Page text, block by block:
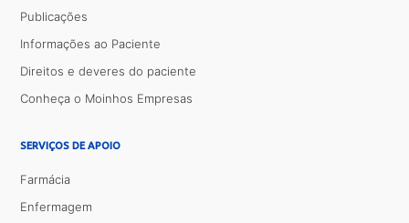
Publicações
Informações ao Paciente
Direitos e deveres do paciente
Conheça o Moinhos Empresas
SERVIÇOS DE APOIO
Farmácia
Enfermagem